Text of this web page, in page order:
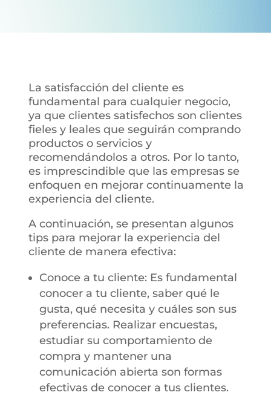
La satisfacción del cliente es
fundamental para cualquier negocio,
ya que clientes satisfechos son clientes
fieles y leales que seguirán comprando
productos o servicios y
recomendándolos a otros. Por lo tanto,
es imprescindible que las empresas se
enfoquen en mejorar continuamente la
experiencia del cliente.
A continuación, se presentan algunos
tips para mejorar la experiencia del
cliente de manera efectiva:
Conoce a tu cliente: Es fundamental
conocer a tu cliente, saber qué le
gusta, qué necesita y cuáles son sus
preferencias. Realizar encuestas,
estudiar su comportamiento de
compra y mantener una
comunicación abierta son formas
efectivas de conocer a tus clientes.